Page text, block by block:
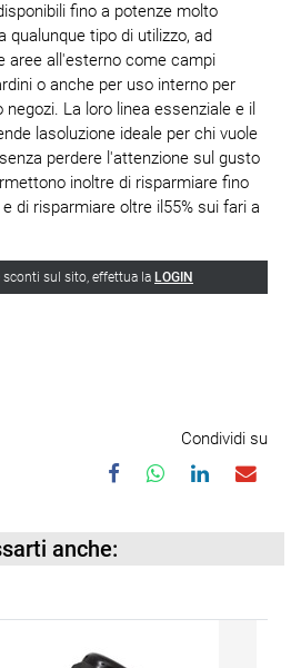
fino a potenze molto
qualunque tipo di utilizzo, ad
aree all'esterno come campi
o anche per uso interno per
La loro linea essenziale e il
lasoluzione ideale per chi vuole
perdere l'attenzione sul gusto
inoltre di risparmiare fino
di risparmiare oltre il55% sui fari a
sconti sul sito, effettua la LOGIN
Condividi su
anche: